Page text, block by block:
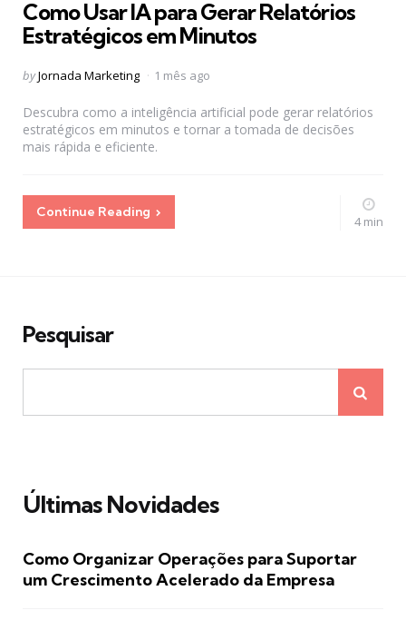
Como Usar IA para Gerar Relatórios
Estratégicos em Minutos
Posted
byJornada Marketing 1 mês ago
Descubra como a inteligência artificial pode gerar relatórios
estratégicos em minutos e tornar a tomada de decisões
mais rápida e eficiente.
Continue Reading
4 min
Pesquisar
Últimas Novidades
Como Organizar Operações para Suportar
um Crescimento Acelerado da Empresa